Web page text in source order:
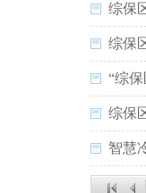
综保
综保
“综
综保
智慧